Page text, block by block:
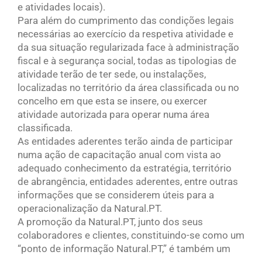
e atividades locais).
Para além do cumprimento das condições legais
necessárias ao exercício da respetiva atividade e
da sua situação regularizada face à administração
fiscal e à segurança social, todas as tipologias de
atividade terão de ter sede, ou instalações,
localizadas no território da área classificada ou no
concelho em que esta se insere, ou exercer
atividade autorizada para operar numa área
classificada.
As entidades aderentes terão ainda de participar
numa ação de capacitação anual com vista ao
adequado conhecimento da estratégia, território
de abrangência, entidades aderentes, entre outras
informações que se considerem úteis para a
operacionalização da Natural.PT.
A promoção da Natural.PT, junto dos seus
colaboradores e clientes, constituindo-se como um
“ponto de informação Natural.PT,” é também um